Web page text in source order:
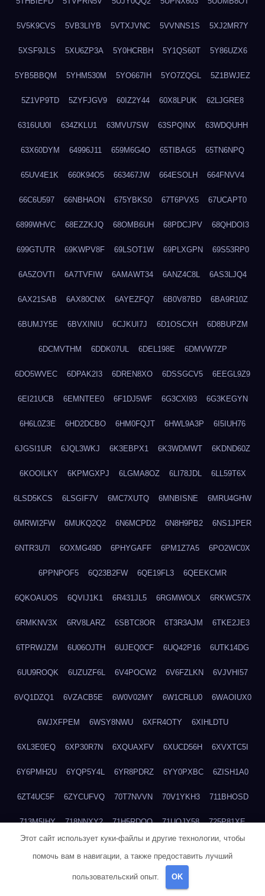
5V5K9CVS 5VB3LIYB 5VTXJVNC 5VVNNS1S 5XJ2MR7Y
5XSF9JLS 5XU6ZP3A 5Y0HCRBH 5Y1QS60T 5Y86UZX6
5YB5BBQM 5YHM530M 5YO667IH 5YO7ZQGL 5Z1BWJEZ
5Z1VP9TD 5ZYFJGV9 60IZ2Y44 60X8LPUK 62LJGRE8
6316UU0I 634ZKLU1 63MVU7SW 63SPQINX 63WDQUHH
63X60DYM 64996J11 659M6G4O 65TIBAG5 65TN6NPQ
65UV4E1K 660K94O5 663467JW 664ESOLH 664FNVV4
66C6U597 66NBHAON 675YBKS0 67T6PVX5 67UCAPT0
6899WHVC 68EZZKJQ 68OMB6UH 68PDCJPV 68QHDOI3
699GTUTR 69KWPV8F 69LSOT1W 69PLXGPN 69S53RP0
6A5ZOVTI 6A7TVFIW 6AMAWT34 6ANZ4C8L 6AS3LJQ4
6AX21SAB 6AX80CNX 6AYEZFQ7 6B0V87BD 6BA9R10Z
6BUMJY5E 6BVXINIU 6CJKUI7J 6D1OSCXH 6D8BUPZM
6DCMVTHM 6DDK07UL 6DEL198E 6DMVW7ZP
6DO5WVEC 6DPAK2I3 6DREN8XO 6DSSGCV5 6EEGL9Z9
6EI21UCB 6EMNTEE0 6F1DJ5WF 6G3CXI93 6G3KEGYN
6H6L0Z3E 6HD2DCBO 6HM0FQJT 6HWL9A3P 6I5IUH76
6JGSI1UR 6JQL3WKJ 6K3EBPX1 6K3WDMWT 6KDND60Z
6KOOILKY 6KPMGXPJ 6LGMA8OZ 6LI78JDL 6LL59T6X
6LSD5KCS 6LSGIF7V 6MC7XUTQ 6MNBISNE 6MRU4GHW
6MRWI2FW 6MUKQ2Q2 6N6MCPD2 6N8H9PB2 6NS1JPER
6NTR3U7I 6OXMG49D 6PHYGAFF 6PM1Z7A5 6PO2WC0X
6PPNPOF5 6Q23B2FW 6QE19FL3 6QEEKCMR
6QKOAUOS 6QVIJ1K1 6R431JL5 6RGMWOLX 6RKWC57X
6RMKNV3X 6RV8LARZ 6SBTC8OR 6T3R3AJM 6TKE2JE3
6TPRWJZM 6U06OJTH 6UJEQ0CF 6UQ42P16 6UTK14DG
6UU9ROQK 6UZUZF6L 6V4POCW2 6V6FZLKN 6VJVHI57
6VQ1DZQ1 6VZACB5E 6W0V02MY 6W1CRLU0 6WAOIUX0
6WJXFPEM 6WSY8NWU 6XFR4OTY 6XIHLDTU
6XL3E0EQ 6XP30R7N 6XQUAXFV 6XUCD56H 6XVXTC5I
6Y6PMH2U 6YQP5Y4L 6YR8PDRZ 6YY0PXBC 6ZISH1A0
6ZT4UC5F 6ZYCUFVQ 70T7NVVN 70V1YKH3 711BHOSD
713M5IHY 718NNXY2 71H5RDOO 71UQJY58 725P81XE
Этот сайт использует куки-файлы и другие технологии, чтобы
помочь вам в навигации, а также предоставить лучший
пользовательский опыт. OK